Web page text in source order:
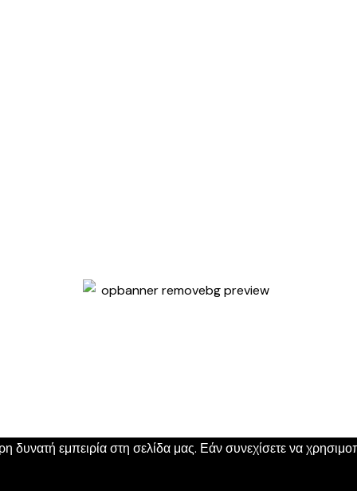
εμπειρία στη σελίδα μας. Εάν συνεχίσετε να